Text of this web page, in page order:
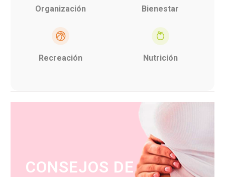
Organización Bienestar
Recreación Nutrición
CONSEJOS DE